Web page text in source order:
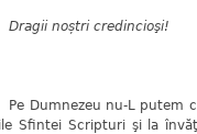
noștri credincioşi!
nu-L putem
Sfintei Scripturi şi la